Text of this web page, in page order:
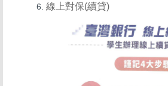
線上對保(續貸)